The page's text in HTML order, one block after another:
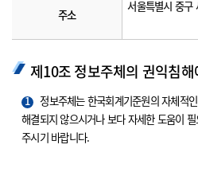
주소
서울특별시 중구
제10조 정보주체의 권익침해
1
정보주체는 한국회계기준원의 자체적
해결되지 않으시거나 보다 자세한 도움이
주시기 바랍니다.